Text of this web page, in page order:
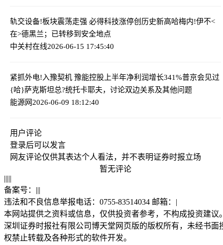
轨交设备!板块震荡走强 必得科技涨停创历史新高哈梅内!伊不<
在>德黑兰；已转移到安全地点
中关村在线2026-06-15 17:45:40
紧抓外电!入豫契机 豫能控股上半年净利润增长341%普京会见过
{哈}萨克斯坦总?统托卡耶夫，讨论双边关系及其他问题
能源网2026-06-09 18:12:40
用户评论
登录后可以发言
网友评论仅供其表达个人看法，并不表明证券时报立场
暂无评论
|||||
备案号： |||
违法和不良信息举报电话：0755-83514034 邮箱： |
本网站提供之资料或信息，仅供投资者参考，不构成投资建议
深圳证券时报社有限公司博天堂网页版的版权所有，未经书面
权禁止转载及各种形式的软件开发。